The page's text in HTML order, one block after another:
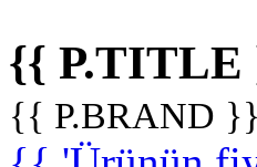
{{ P.TITLE
{{ P.BRAND }}